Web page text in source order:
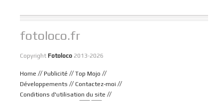
fotoloco.fr
Copyright Fotoloco 2013-2026
Home // Publicité // Top Mojo //
Développements // Contactez-moi //
Conditions d'utilisation du site //